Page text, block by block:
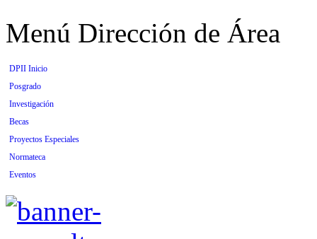
Menú Dirección de Área
DPII Inicio
Posgrado
Investigación
Becas
Proyectos Especiales
Normateca
Eventos